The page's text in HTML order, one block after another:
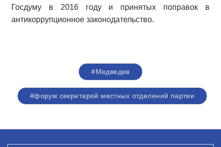
Госдуму в 2016 году и принятых поправок в
антикоррупционное законодательство.
#Медведев
#форум секретарей местных отделений партии